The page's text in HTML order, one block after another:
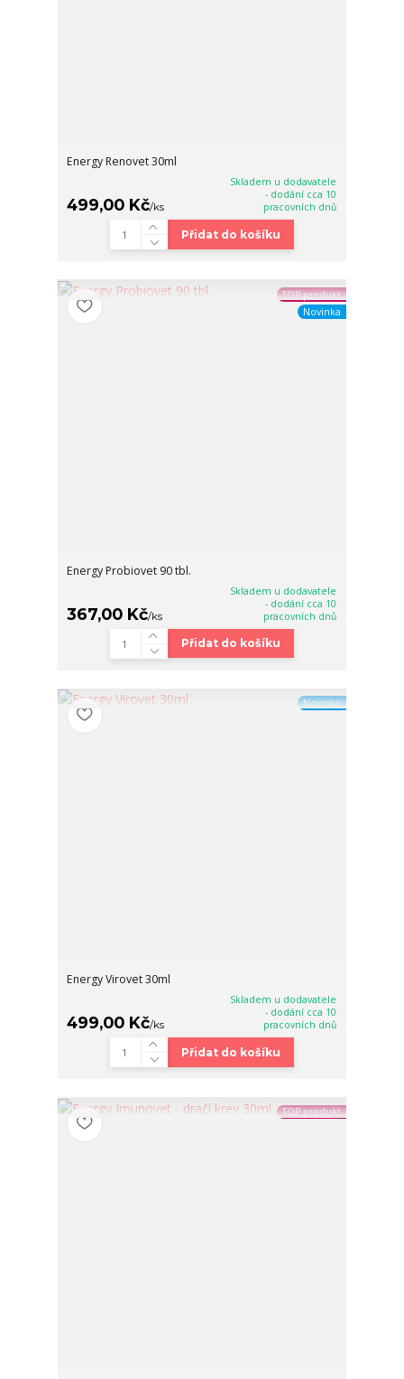
Energy Renovet 30ml
499,00 Kč/ks
Skladem u dodavatele
- dodání cca 10
pracovních dnů
Přidat do košíku
TOP produkt
Novinka
Energy Probiovet 90 tbl.
367,00 Kč/ks
Skladem u dodavatele
- dodání cca 10
pracovních dnů
Přidat do košíku
Novinka
Energy Virovet 30ml
499,00 Kč/ks
Skladem u dodavatele
- dodání cca 10
pracovních dnů
Přidat do košíku
TOP produkt